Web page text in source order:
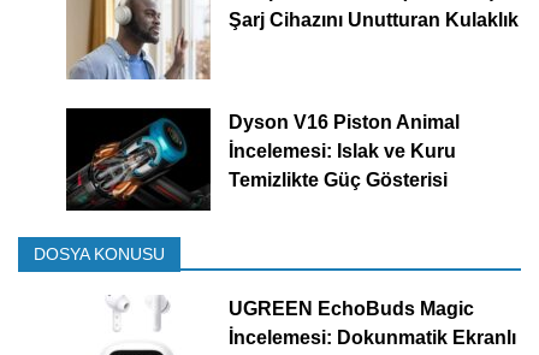
Şarj Cihazını Unutturan Kulaklık
Dyson V16 Piston Animal
İncelemesi: Islak ve Kuru
Temizlikte Güç Gösterisi
DOSYA KONUSU
UGREEN EchoBuds Magic
İncelemesi: Dokunmatik Ekranlı